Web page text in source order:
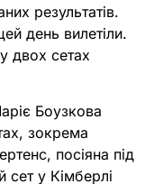
результатів.
день вилетіли.
двох сетах
Боузкова
зокрема
посіяна під
у Кімберлі